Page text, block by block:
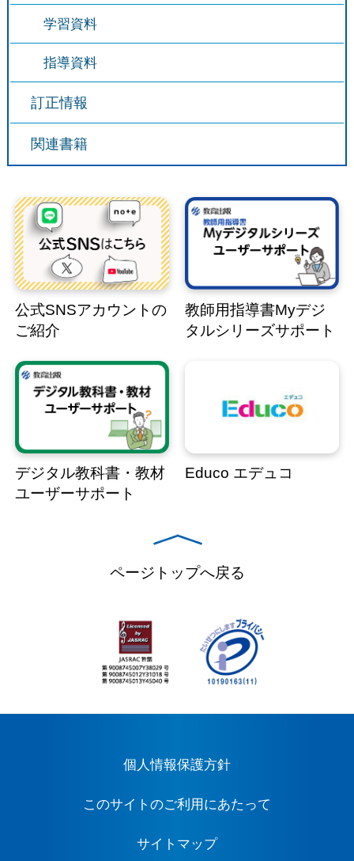
学習資料
指導資料
訂正情報
関連書籍
公式SNSアカウントの
ご紹介
教師用指導書Myデジ
タルシリーズサポート
デジタル教科書・教材
ユーザーサポート
Educo エデュコ
ページトップへ戻る
個人情報保護方針
このサイトのご利用にあたって
サイトマップ